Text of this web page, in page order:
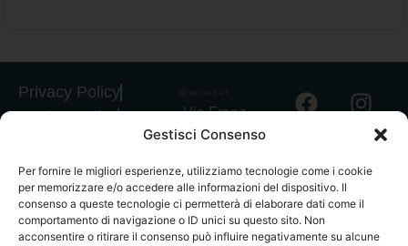
Gestisci Consenso
Per fornire le migliori esperienze, utilizziamo tecnologie come i cookie
per memorizzare e/o accedere alle informazioni del dispositivo. Il
consenso a queste tecnologie ci permetterà di elaborare dati come il
comportamento di navigazione o ID unici su questo sito. Non
acconsentire o ritirare il consenso può influire negativamente su alcune
Privacy Policy
Cookie Policy
Spedizioni
Informativa
GPSR
Termini e
Via Franz
Fischietti, 15
Palermo
+39
3939546162